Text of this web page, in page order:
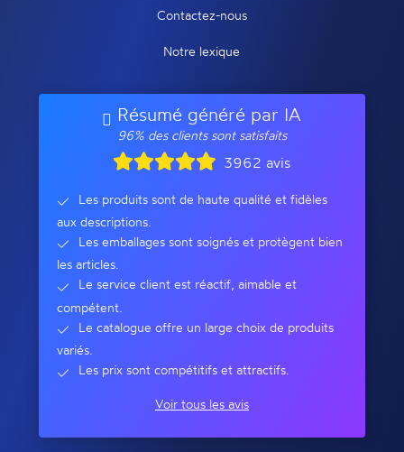
Contactez-nous
Notre lexique
Résumé généré par IA
96% des clients sont satisfaits
3962 avis
Les produits sont de haute qualité et fidèles
aux descriptions.
Les emballages sont soignés et protègent bien
les articles.
Le service client est réactif, aimable et
compétent.
Le catalogue offre un large choix de produits
variés.
Les prix sont compétitifs et attractifs.
Voir tous les avis